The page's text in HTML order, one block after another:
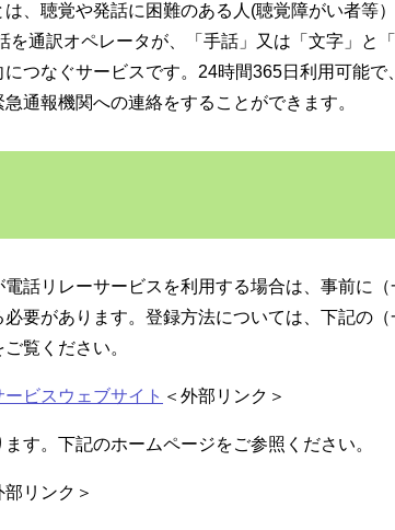
、聴覚や発話に困難のある人(聴覚障がい者等
を通訳オペレータが、「手話」又は「文字」と
につなぐサービスです。24時間365日利用可能
通報機関への連絡をすることができます。
話リレーサービスを利用する場合は、事前に
要があります。登録方法については、下記の
覧ください。
ビスウェブサイト ＜外部リンク＞
す。下記のホームページをご参照ください。
部リンク＞